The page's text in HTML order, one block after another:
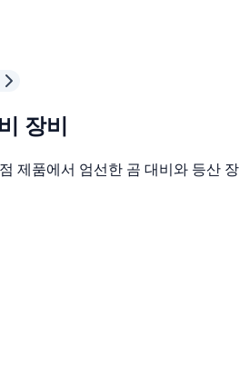
장비
제품에서 엄선한 곰 대비와 등산 장